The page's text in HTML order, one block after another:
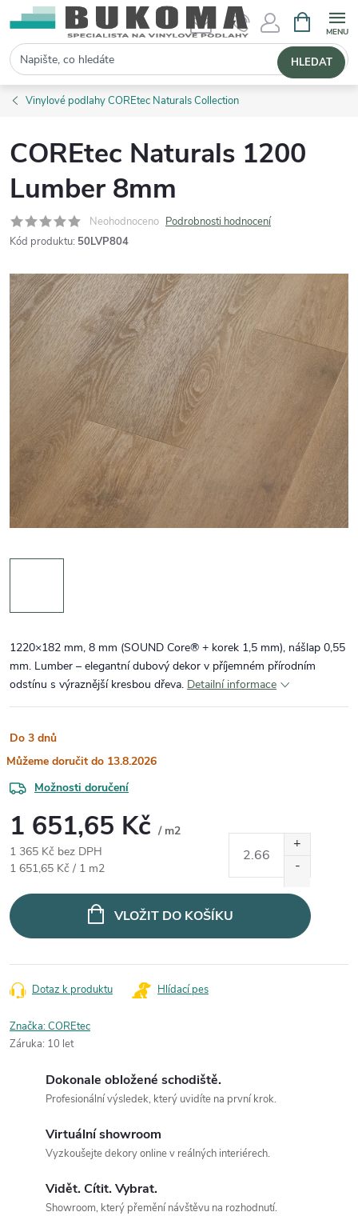
Hledat HLEDAT
Vinylové podlahy COREtec Naturals Collection
COREtec Naturals 1200
Lumber 8mm
Neohodnoceno Podrobnosti hodnocení
Kód produktu: 50LVP804
1220×182 mm, 8 mm (SOUND Core® + korek 1,5 mm), nášlap 0,55
mm. Lumber – elegantní dubový dekor v příjemném přírodním
odstínu s výraznější kresbou dřeva. Detailní informace
Do 3 dnů
13.8.2026
Možnosti doručení
1 651,65 Kč / m2
1 365 Kč bez DPH
Měrná cena:
1 651,65 Kč / 1 m2
VLOŽIT DO KOŠÍKU
Dotaz k produktu Hlídací pes
Značka:COREtec
Záruka: 10 let
Dokonale obložené schodiště.
Profesionální výsledek, který uvidíte na první krok.
Virtuální showroom
Vyzkoušejte dekory online v reálných interiérech.
Vidět. Cítit. Vybrat.
Showroom, který přemění návštěvu na rozhodnutí.